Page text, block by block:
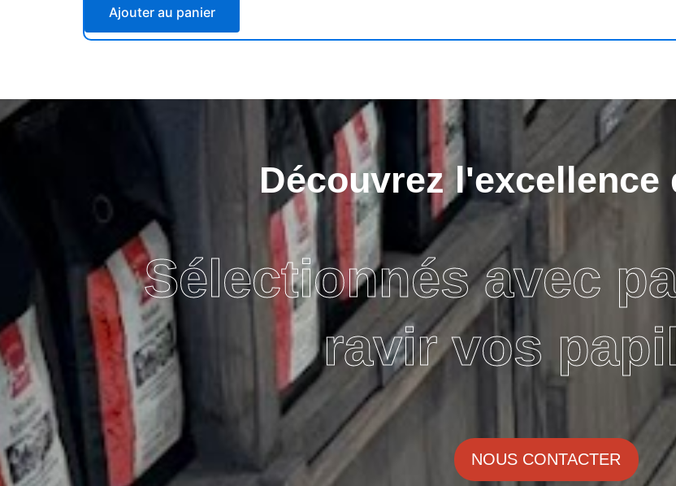
Ajouter au panier
Découvrez l'excellence
Sélectionnés avec
ravir vos
NOUS CONTACTER